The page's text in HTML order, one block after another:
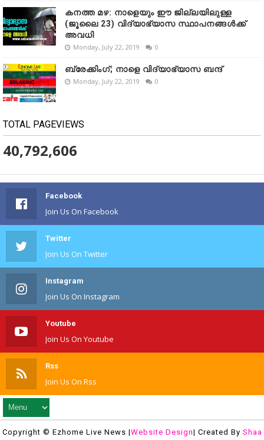
കനത്ത മഴ: നാളെയും ഈ ജില്ലയിലുള്ള
(ജൂലൈ 23) വിദ്യാഭ്യാസ സ്ഥാപനങ്ങൾക്ക്
അവധി
Monday, July 22, 2019 0
ബ്രേക്കിംഗ്; നാളെ വിദ്യാഭ്യാസ ബന്ദ്
Monday, July 22, 2019 0
TOTAL PAGEVIEWS
40,792,606
Facebook
Join Us On Facebook
Twitter
Join Us On Twitter
Instagram
Join Us On Instagram
Youtube
Join Us On Youtube
Rss
Join Us On Rss
Copyright © Ezhome Live News |Website Design| Created By Shaa